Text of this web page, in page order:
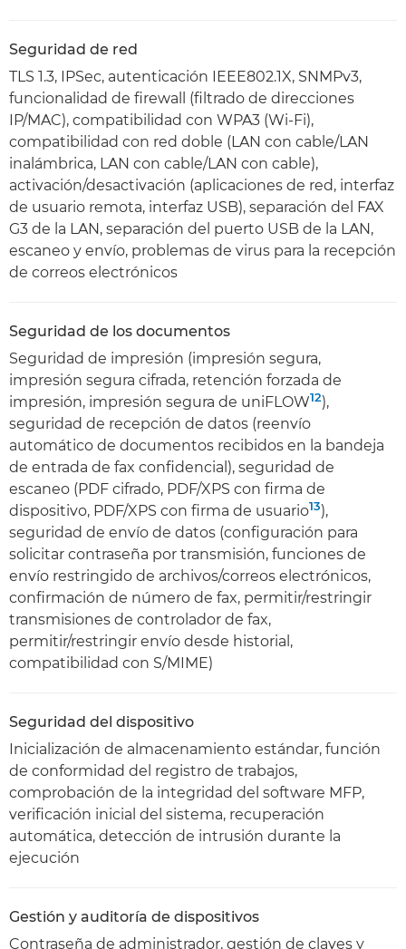
Seguridad de red
TLS 1.3, IPSec, autenticación IEEE802.1X, SNMPv3,
funcionalidad de firewall (filtrado de direcciones
IP/MAC), compatibilidad con WPA3 (Wi-Fi),
compatibilidad con red doble (LAN con cable/LAN
inalámbrica, LAN con cable/LAN con cable),
activación/desactivación (aplicaciones de red, interfaz
de usuario remota, interfaz USB), separación del FAX
G3 de la LAN, separación del puerto USB de la LAN,
escaneo y envío, problemas de virus para la recepción
de correos electrónicos
Seguridad de los documentos
Seguridad de impresión (impresión segura,
impresión segura cifrada, retención forzada de
impresión, impresión segura de uniFLOW12),
seguridad de recepción de datos (reenvío
automático de documentos recibidos en la bandeja
de entrada de fax confidencial), seguridad de
escaneo (PDF cifrado, PDF/XPS con firma de
dispositivo, PDF/XPS con firma de usuario13),
seguridad de envío de datos (configuración para
solicitar contraseña por transmisión, funciones de
envío restringido de archivos/correos electrónicos,
confirmación de número de fax, permitir/restringir
transmisiones de controlador de fax,
permitir/restringir envío desde historial,
compatibilidad con S/MIME)
Seguridad del dispositivo
Inicialización de almacenamiento estándar, función
de conformidad del registro de trabajos,
comprobación de la integridad del software MFP,
verificación inicial del sistema, recuperación
automática, detección de intrusión durante la
ejecución
Gestión y auditoría de dispositivos
Contraseña de administrador, gestión de claves y